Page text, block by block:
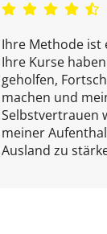
Ihre Methode ist
Ihre Kurse
geholfen,
machen und
Selbstvertrauen
meiner
Ausland zu